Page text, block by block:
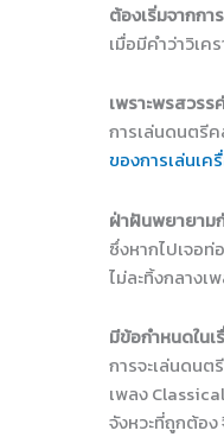
ต้องเริ่มจากกา
เมื่อมีคำว่าวิเค
เพราะพรสวรร
การเล่นดนตรี
ของการเล่นเค
ฝ่าฝันพยายาม
ซึ่งหากไปเจอ
ไม่ละทิ้งกลางเ
มีข้อกำหนดในเ
การจะเล่นดนต
เพลง
จังหวะที่ถูกต้อ